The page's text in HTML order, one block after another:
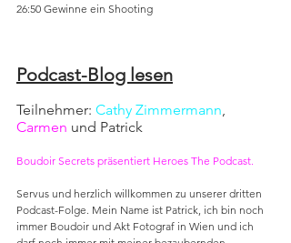
26:50 Gewinne ein Shooting
Podcast-Blog lesen
Teilnehmer: Cathy Zimmermann
Carmen und Patrick
Boudoir Secrets präsentiert Heroes The Podcast.
Servus und herzlich willkommen zu unserer dritten
Podcast-Folge. Mein Name ist Patrick, ich bin noch
immer Boudoir und Akt Fotograf in Wien und ich